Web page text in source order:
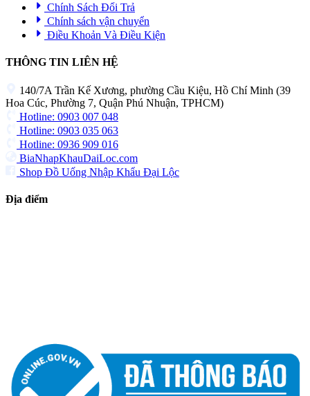
Chính Sách Đổi Trả
Chính sách vận chuyển
Điều Khoản Và Điều Kiện
THÔNG TIN LIÊN HỆ
140/7A Trần Kế Xương, phường Cầu Kiệu, Hồ Chí Minh (39
Hoa Cúc, Phường 7, Quận Phú Nhuận, TPHCM)
Hotline: 0903 007 048
Hotline: 0903 035 063
Hotline: 0936 909 016
BiaNhapKhauDaiLoc.com
Shop Đồ Uống Nhập Khẩu Đại Lộc
Địa điểm